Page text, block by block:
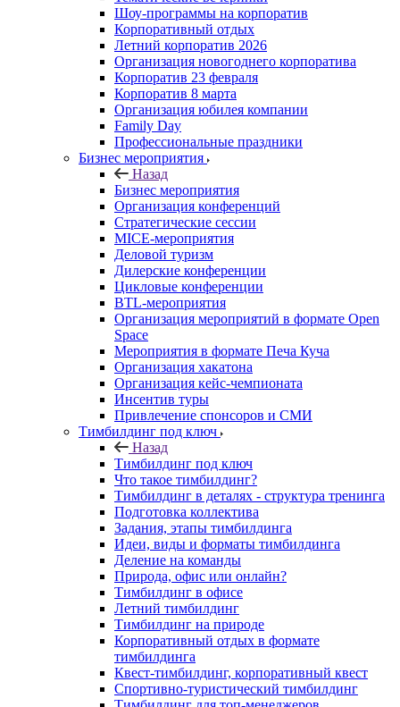
Шоу-программы на корпоратив
Корпоративный отдых
Летний корпоратив 2026
Организация новогоднего корпоратива
Корпоратив 23 февраля
Корпоратив 8 марта
Организация юбилея компании
Family Day
Профессиональные праздники
Бизнес мероприятия
Назад
Бизнес мероприятия
Организация конференций
Стратегические сессии
MICE-мероприятия
Деловой туризм
Дилерские конференции
Цикловые конференции
BTL-мероприятия
Организация мероприятий в формате Open
Space
Мероприятия в формате Печа Куча
Организация хакатона
Организация кейс-чемпионата
Инсентив туры
Привлечение спонсоров и СМИ
Тимбилдинг под ключ
Назад
Тимбилдинг под ключ
Что такое тимбилдинг?
Тимбилдинг в деталях - структура тренинга
Подготовка коллектива
Задания, этапы тимбилдинга
Идеи, виды и форматы тимбилдинга
Деление на команды
Природа, офис или онлайн?
Тимбилдинг в офисе
Летний тимбилдинг
Тимбилдинг на природе
Корпоративный отдых в формате
тимбилдинга
Квест-тимбилдинг, корпоративный квест
Спортивно-туристический тимбилдинг